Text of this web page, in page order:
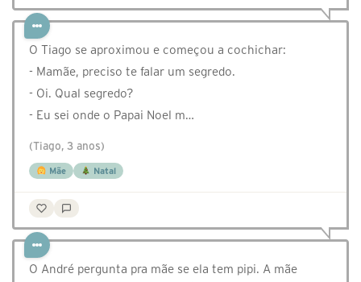
O Tiago se aproximou e começou a cochichar:
- Mamãe, preciso te falar um segredo.
- Oi. Qual segredo?
- Eu sei onde o Papai Noel m…
(Tiago, 3 anos)
Mãe Natal
O André pergunta pra mãe se ela tem pipi. A mãe